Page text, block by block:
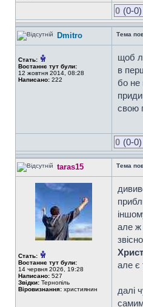
0 (0-0)
Dmitro Тема
Стать:
Востаннє тут були:
12 жовтня 2014, 08:28
Написано: 222
щоб
в
бо не
свою
0 (0-0)
taras15 Тема
Стать:
Востаннє тут були:
14 червня 2026, 19:28
Написано: 527
Звідки: Тернопіль
Віровизнання: християнин
але ж
але є
далі